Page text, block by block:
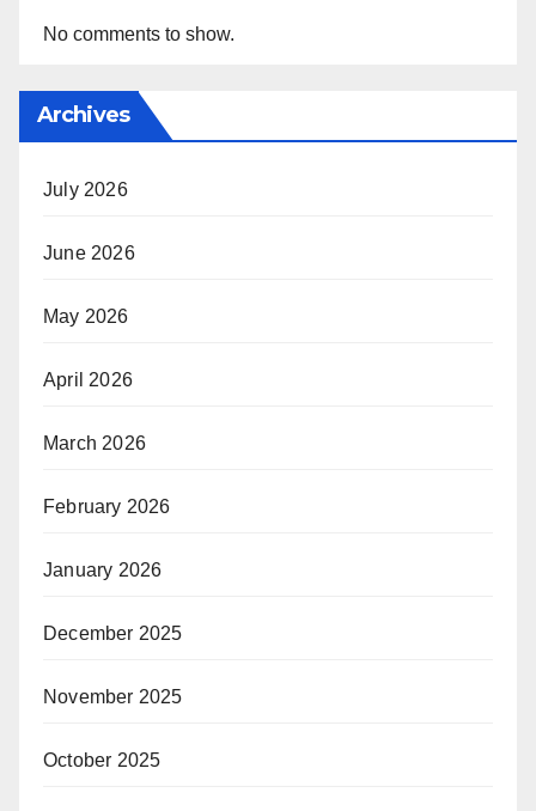
No comments to show.
Archives
July 2026
June 2026
May 2026
April 2026
March 2026
February 2026
January 2026
December 2025
November 2025
October 2025